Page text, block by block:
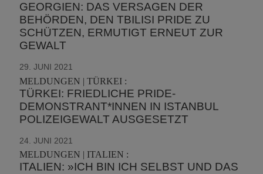
GEORGIEN: DAS VERSAGEN DER
BEHÖRDEN, DEN TBILISI PRIDE ZU
SCHÜTZEN, ERMUTIGT ERNEUT ZUR
GEWALT
29. JUNI 2021
MELDUNGEN | TÜRKEI :
TÜRKEI: FRIEDLICHE PRIDE-
DEMONSTRANT*INNEN IN ISTANBUL
POLIZEIGEWALT AUSGESETZT
24. JUNI 2021
MELDUNGEN | ITALIEN :
ITALIEN: »ICH BIN ICH SELBST UND DAS